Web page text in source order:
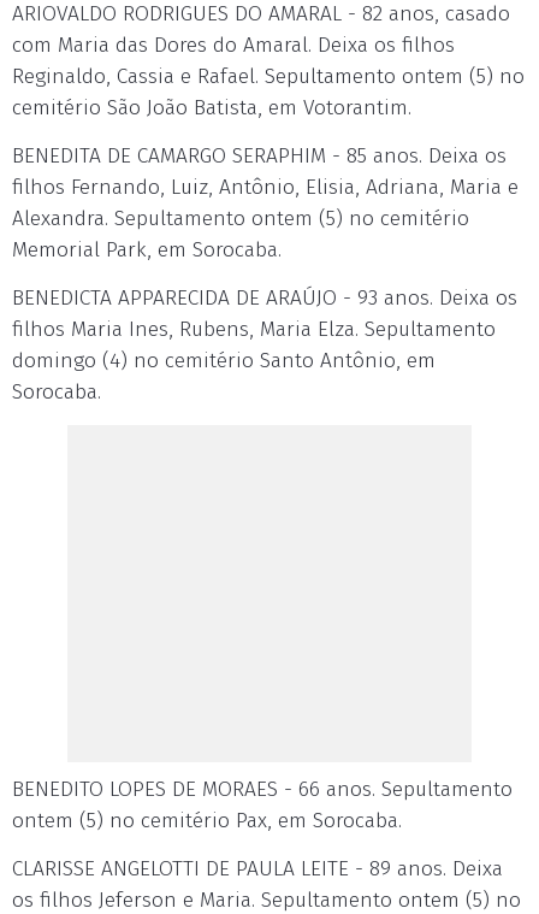
ARIOVALDO RODRIGUES DO AMARAL - 82 anos, casado
com Maria das Dores do Amaral. Deixa os filhos
Reginaldo, Cassia e Rafael. Sepultamento ontem (5) no
cemitério São João Batista, em Votorantim.
BENEDITA DE CAMARGO SERAPHIM - 85 anos. Deixa os
filhos Fernando, Luiz, Antônio, Elisia, Adriana, Maria e
Alexandra. Sepultamento ontem (5) no cemitério
Memorial Park, em Sorocaba.
BENEDICTA APPARECIDA DE ARAÚJO - 93 anos. Deixa os
filhos Maria Ines, Rubens, Maria Elza. Sepultamento
domingo (4) no cemitério Santo Antônio, em
Sorocaba.
BENEDITO LOPES DE MORAES - 66 anos. Sepultamento
ontem (5) no cemitério Pax, em Sorocaba.
CLARISSE ANGELOTTI DE PAULA LEITE - 89 anos. Deixa
os filhos Jeferson e Maria. Sepultamento ontem (5) no